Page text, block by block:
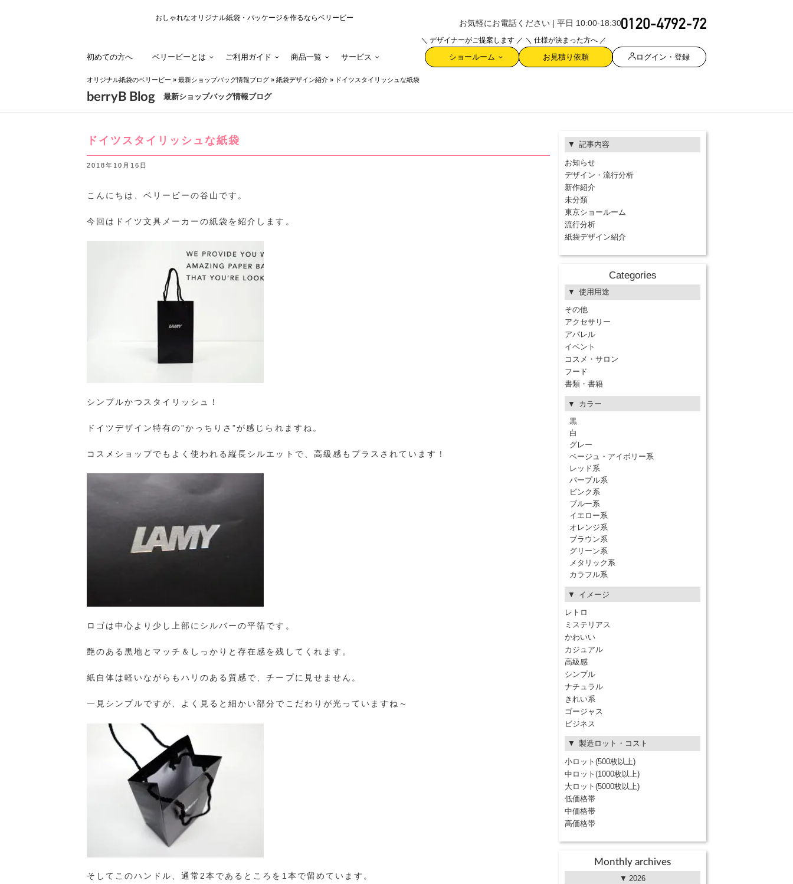
おしゃれなオリジナル紙袋・パッケージを作るならベリービー
お気軽にお電話ください | 平日 10:00-18:30
初めての方へ ベリービーとは ご利用ガイド 商品一覧 サービス
＼ デザイナーがご提案します ／
ショールーム
＼ 仕様が決まった方へ ／
お見積り依頼 ログイン・登録
オリジナル紙袋のベリービー » 最新ショップバッグ情報ブログ » 紙袋デザイン紹介 » ドイツスタイリッシュな紙袋
最新ショップバッグ情報ブログ
berryB Blog
ドイツスタイリッシュな紙袋
2018年10月16日
こんにちは、ベリービーの谷山です。
今回はドイツ文具メーカーの紙袋を紹介します。
シンプルかつスタイリッシュ！
ドイツデザイン特有の”かっちりさ”が感じられますね。
コスメショップでもよく使われる縦長シルエットで、高級感もプラスされています！
ロゴは中心より少し上部にシルバーの平箔です。
艶のある黒地とマッチ＆しっかりと存在感を残してくれます。
紙自体は軽いながらもハリのある質感で、チープに見せません。
一見シンプルですが、よく見ると細かい部分でこだわりが光っていますね～
そしてこのハンドル、通常2本であるところを1本で留めています。
記事内容
お知らせ
デザイン・流行分析
新作紹介
未分類
東京ショールーム
流行分析
紙袋デザイン紹介
Categories
使用用途
その他
アクセサリー
アパレル
イベント
コスメ・サロン
フード
書類・書籍
カラー
黒
白
グレー
ベージュ・アイボリー系
レッド系
パープル系
ピンク系
ブルー系
イエロー系
オレンジ系
ブラウン系
グリーン系
メタリック系
カラフル系
イメージ
レトロ
ミステリアス
かわいい
カジュアル
高級感
シンプル
ナチュラル
きれい系
ゴージャス
ビジネス
製造ロット・コスト
小ロット(500枚以上)
中ロット(1000枚以上)
大ロット(5000枚以上)
低価格帯
中価格帯
高価格帯
Monthly archives
2026